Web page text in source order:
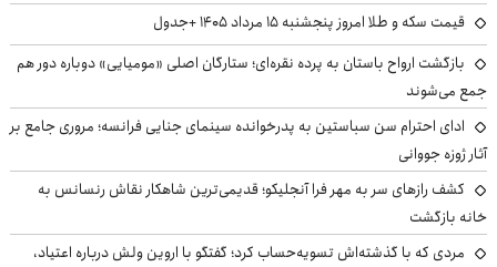
قیمت سکه و طلا امروز پنجشنبه ۱۵ مرداد ۱۴۰۵ +جدول
بازگشت ارواح باستان به پرده نقره‌ای؛ ستارگان اصلی «مومیایی» دوباره دور هم
جمع می‌شوند
ادای احترام سن سباستین به پدرخوانده سینمای جنایی فرانسه؛ مروری جامع بر
آثار ژوزه جووانی
کشف رازهای سر به مهر فرا آنجلیکو؛ قدیمی‌ترین شاهکار نقاش رنسانس به
خانه بازگشت
مردی که با گذشته‌اش تسویه‌حساب کرد؛ گفتگو با اروین ولش درباره اعتیاد،